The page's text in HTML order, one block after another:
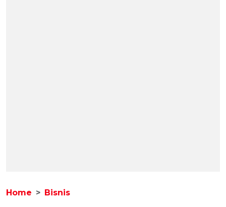
Home Bisnis